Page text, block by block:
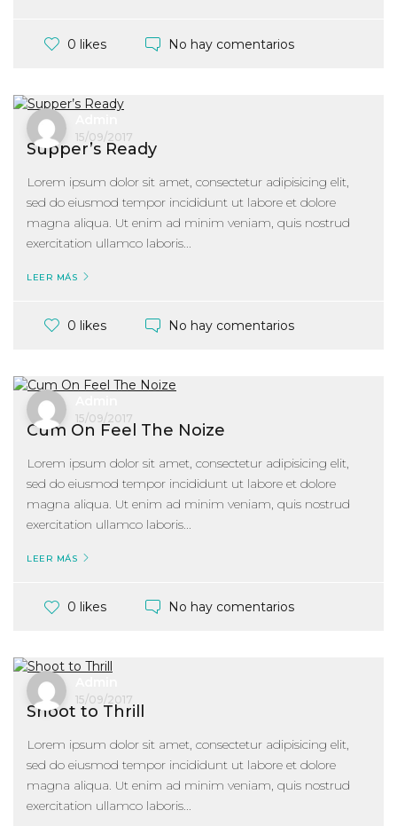
0 likes No hay comentarios
15/09/2017
Supper’s Ready
Lorem ipsum dolor sit amet, consectetur adipisicing elit,
sed do eiusmod tempor incididunt ut labore et dolore
magna aliqua. Ut enim ad minim veniam, quis nostrud
exercitation ullamco laboris...
LEER MÁS
0 likes No hay comentarios
15/09/2017
Cum On Feel The Noize
Lorem ipsum dolor sit amet, consectetur adipisicing elit,
sed do eiusmod tempor incididunt ut labore et dolore
magna aliqua. Ut enim ad minim veniam, quis nostrud
exercitation ullamco laboris...
LEER MÁS
0 likes No hay comentarios
15/09/2017
Shoot to Thrill
Lorem ipsum dolor sit amet, consectetur adipisicing elit,
sed do eiusmod tempor incididunt ut labore et dolore
magna aliqua. Ut enim ad minim veniam, quis nostrud
exercitation ullamco laboris...